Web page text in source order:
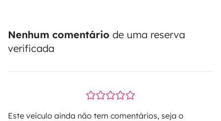
Nenhum comentário de uma reserva
verificada
Este veículo ainda não tem comentários, seja o